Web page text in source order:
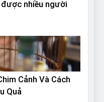
nhiều người
Cảnh Và Cách
Quả